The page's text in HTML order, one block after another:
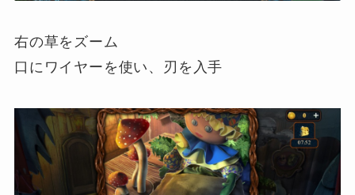
右の草をズーム
口にワイヤーを使い、刃を入手